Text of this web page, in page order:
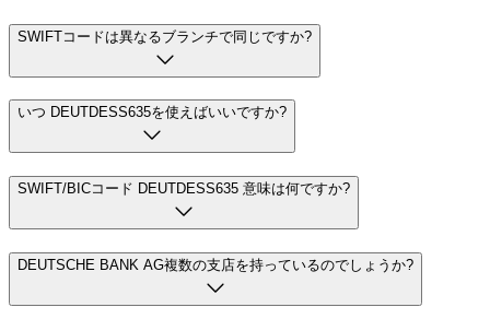
SWIFTコードは異なるブランチで同じですか?
いつ DEUTDESS635を使えばいいですか?
SWIFT/BICコード DEUTDESS635 意味は何ですか?
DEUTSCHE BANK AG複数の支店を持っているのでしょうか?